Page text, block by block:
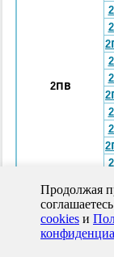
2ПВ
Продолжая
cookies и